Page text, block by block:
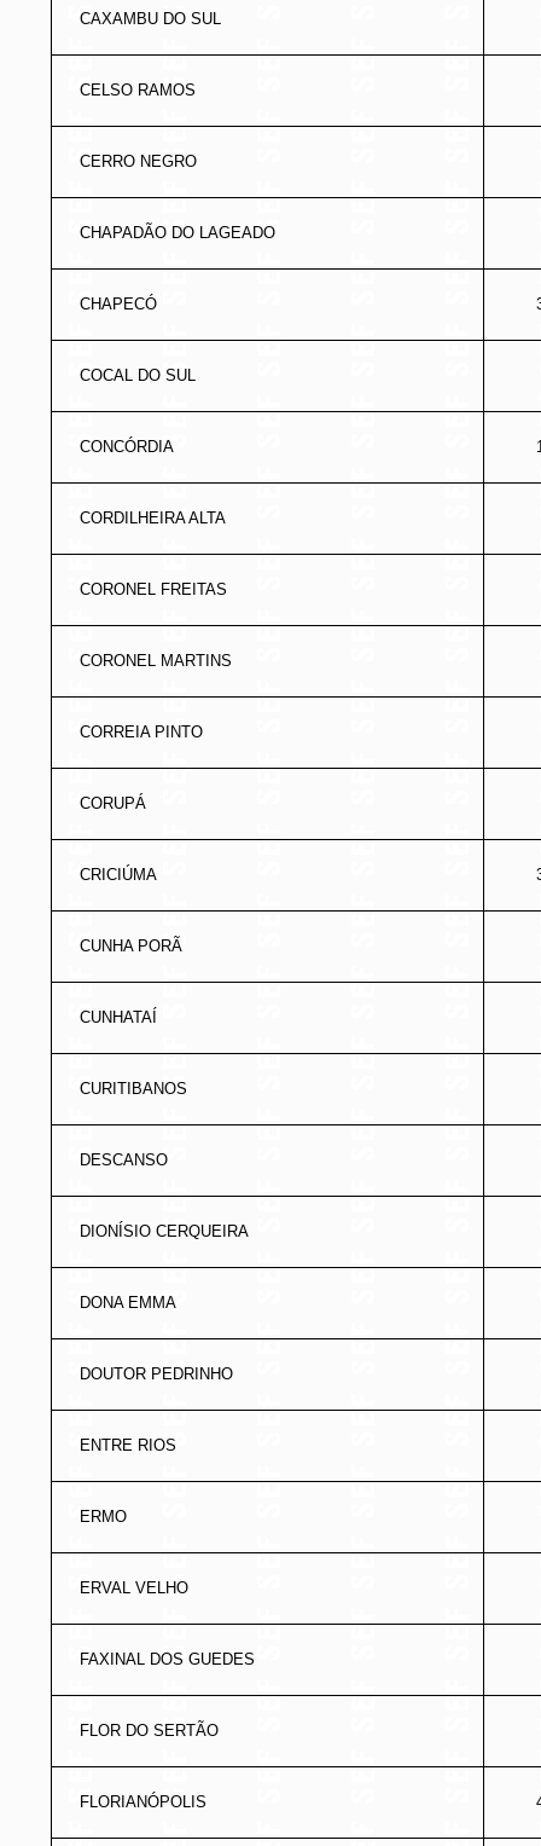
CAXAMBU DO SUL
CELSO RAMOS
CERRO NEGRO
CHAPADÃO DO LAGEADO
CHAPECÓ
COCAL DO SUL
CONCÓRDIA
CORDILHEIRA ALTA
CORONEL FREITAS
CORONEL MARTINS
CORREIA PINTO
CORUPÁ
CRICIÚMA
CUNHA PORÃ
CUNHATAÍ
CURITIBANOS
DESCANSO
DIONÍSIO CERQUEIRA
DONA EMMA
DOUTOR PEDRINHO
ENTRE RIOS
ERMO
ERVAL VELHO
FAXINAL DOS GUEDES
FLOR DO SERTÃO
FLORIANÓPOLIS